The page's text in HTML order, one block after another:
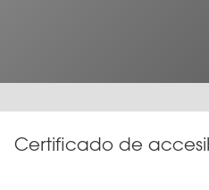
Certificado de